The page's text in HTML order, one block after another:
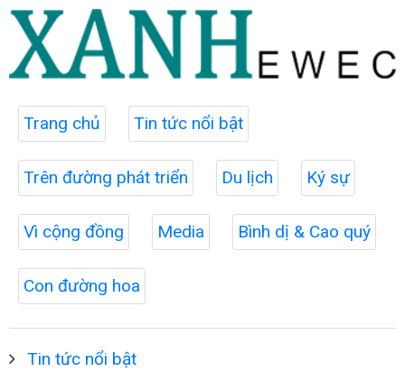
Trang chủ Tin tức nổi bật
Trên đường phát triển Du lịch Ký sự
Vì cộng đồng Media Bình dị & Cao quý
Con đường hoa
Tin tức nổi bật